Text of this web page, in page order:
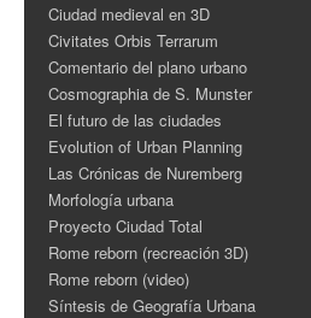
Ciudad medieval en 3D
Civitates Orbis Terrarum
Comentario del plano urbano
Cosmographia de S. Munster
El futuro de las ciudades
Evolution of Urban Planning
Las Crónicas de Nuremberg
Morfología urbana
Proyecto Ciudad Total
Rome reborn (recreación 3D)
Rome reborn (video)
Síntesis de Geografía Urbana